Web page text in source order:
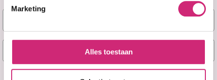
Marketing
Alles toestaan
A&F Cosmetics
Contact
Naam
E-mail